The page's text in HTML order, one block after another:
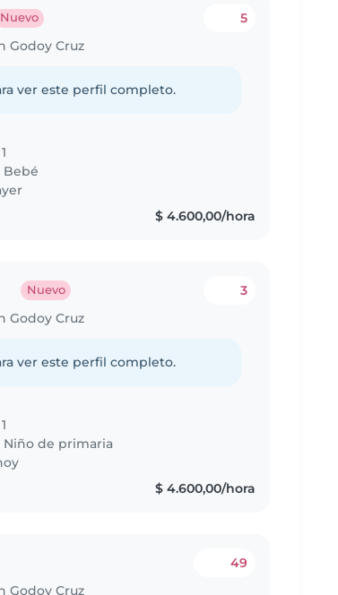
Nuevo
Godoy Cruz
5
ver este perfil completo.
Bebé
$ 4.600,00/hora
Nuevo
Godoy Cruz
3
ver este perfil completo.
Niño de primaria
$ 4.600,00/hora
Godoy Cruz
49